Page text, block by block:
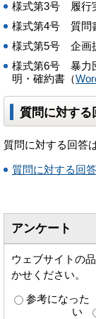
様式第3号 履行
様式第4号 質問
様式第5号 企画
様式第6号 暴力
明・確約書（
質問に対する
質問に対する回答
質問に対する回
アンケート
ウェブサイトの
かせください。
参考になった
い